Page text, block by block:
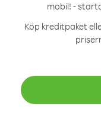
mobil! -
Köp kreditpaket